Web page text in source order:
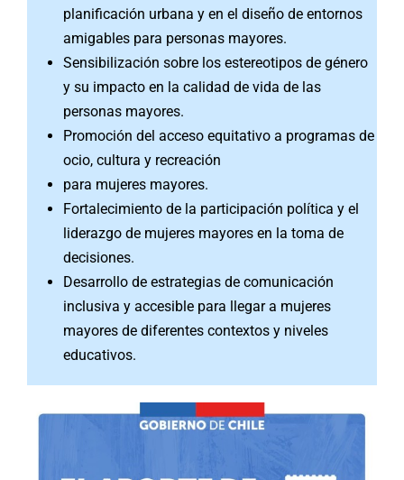
planificación urbana y en el diseño de entornos
amigables para personas mayores.
Sensibilización sobre los estereotipos de género
y su impacto en la calidad de vida de las
personas mayores.
Promoción del acceso equitativo a programas de
ocio, cultura y recreación
para mujeres mayores.
Fortalecimiento de la participación política y el
liderazgo de mujeres mayores en la toma de
decisiones.
Desarrollo de estrategias de comunicación
inclusiva y accesible para llegar a mujeres
mayores de diferentes contextos y niveles
educativos.